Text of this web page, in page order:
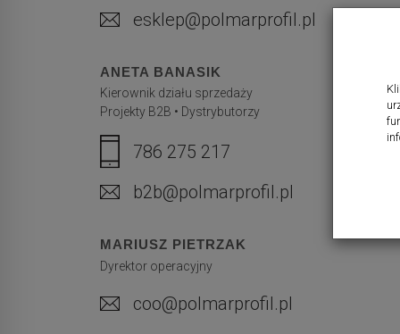
esklep@polmarprofil.pl
ANETA BANASIK
Kierownik działu sprzedaży
Projekty B2B • Dystrybutorzy
786 275 217
b2b@polmarprofil.pl
MARIUSZ PIETRZAK
Dyrektor operacyjny
coo@polmarprofil.pl